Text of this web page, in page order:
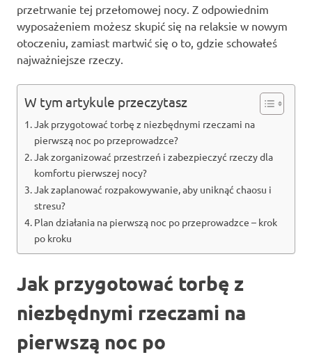
przetrwanie tej przełomowej nocy. Z odpowiednim
wyposażeniem możesz skupić się na relaksie w nowym
otoczeniu, zamiast martwić się o to, gdzie schowałeś
najważniejsze rzeczy.
W tym artykule przeczytasz
Jak przygotować torbę z niezbędnymi rzeczami na
pierwszą noc po przeprowadzce?
Jak zorganizować przestrzeń i zabezpieczyć rzeczy dla
komfortu pierwszej nocy?
Jak zaplanować rozpakowywanie, aby uniknąć chaosu i
stresu?
Plan działania na pierwszą noc po przeprowadzce – krok
po kroku
Jak przygotować torbę z
niezbędnymi rzeczami na
pierwszą noc po